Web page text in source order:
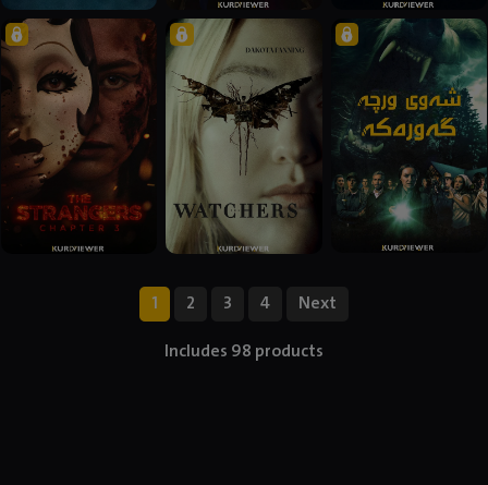
1 2 3 4
Next
Includes 98 products